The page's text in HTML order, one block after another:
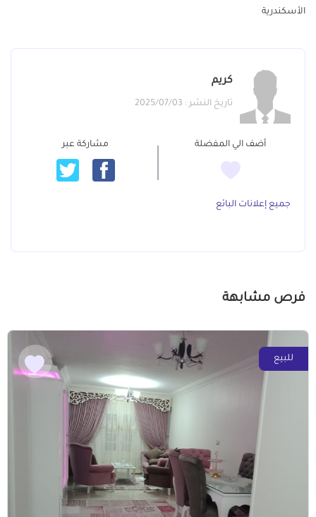
الأسكندرية
كريم
تاريخ النشر : 2025/07/03
أضف الي المفضلة مشاركة عبر
جميع إعلانات البائع
فرص مشابهة
للبيع